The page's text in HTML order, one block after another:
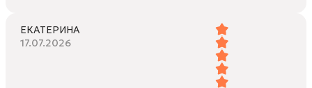
ЕКАТЕРИНА
17.07.2026